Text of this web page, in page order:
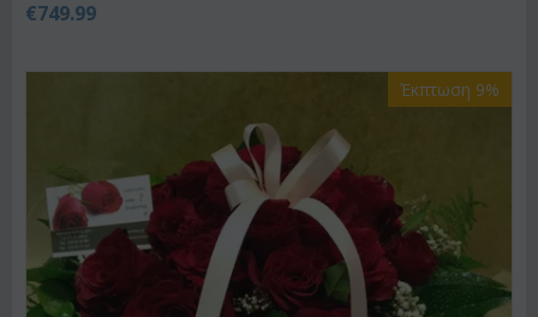
€749.99
Έκπτωση 9%